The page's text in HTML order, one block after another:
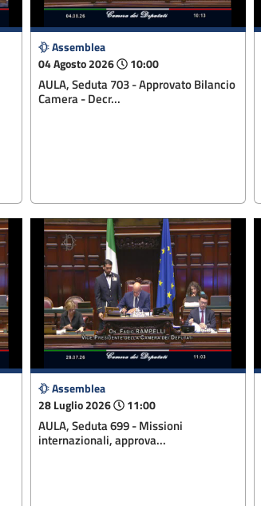
Assemblea
04 Agosto 2026
10:00
AULA, Seduta 703 - Approvato Bilancio
Camera - Decr...
Assemblea
28 Luglio 2026
11:00
AULA, Seduta 699 - Missioni
internazionali, approva...